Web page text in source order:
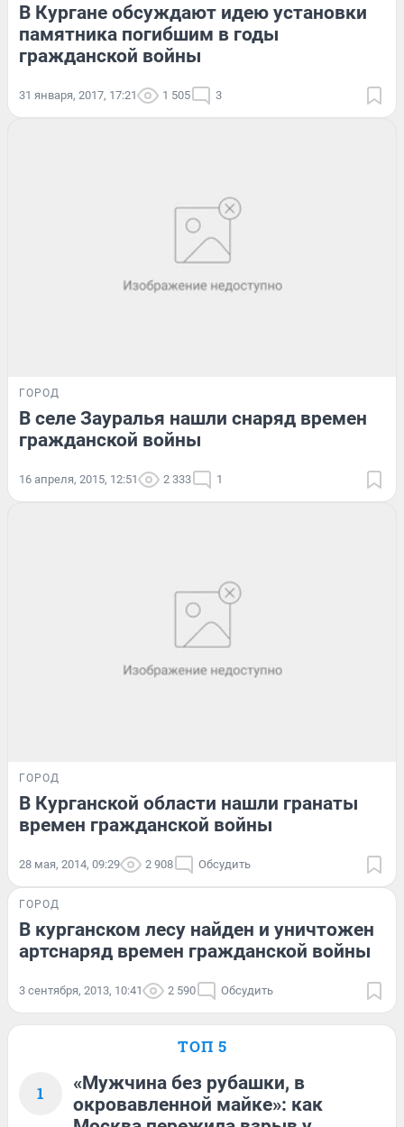
В Кургане обсуждают идею установки
памятника погибшим в годы
гражданской войны
31 января, 2017, 17:21 1 505 3
ГОРОД
В селе Зауралья нашли снаряд времен
гражданской войны
16 апреля, 2015, 12:51 2 333 1
ГОРОД
В Курганской области нашли гранаты
времен гражданской войны
28 мая, 2014, 09:29 2 908 Обсудить
ГОРОД
В курганском лесу найден и уничтожен
артснаряд времен гражданской войны
3 сентября, 2013, 10:41 2 590 Обсудить
ТОП 5
1
«Мужчина без рубашки, в
окровавленной майке»: как